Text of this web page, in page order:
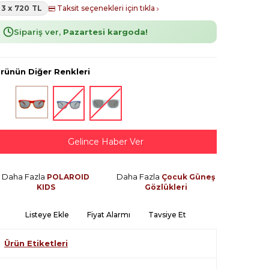
3 x 720 TL Taksit seçenekleri için tıkla
Sipariş ver, Pazartesi kargoda!
Diğer Renkleri
Gelince Haber Ver
Daha Fazla POLAROID
KIDS
Daha Fazla Çocuk Güneş
Gözlükleri
Listeye Ekle Fiyat Alarmı Tavsiye Et
Ürün Etiketleri